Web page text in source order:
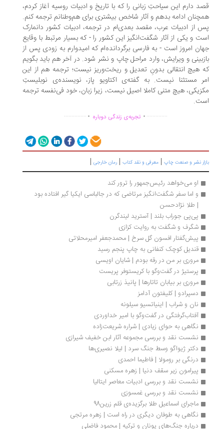
دارم این سیاحتِ زبانی را که با تاریخ و ادبیات روسیه‌ آغاز کردم،
ادامه بدهم و آثار شاخص بیشتری برای هم‌وطنانم ترجمه کنم.
از ادبیات عرب، مقصد بعدی‌ام در ترجمه، ادبیات کشور دانمارک
و یکی از آثار شگفت‌انگیز این کشور را - که بسیار مرتبط با وقایع
امروز است - به فارسی برگردانده‌ام که امیدوارم به زودی پس از
و ویرایش، وارد مراحل چاپ و نشر شود. در آخر هم باید بگویم
هیچ انتقالی بدونِ تعدیل و ریخت‌وریز نیست؛ ترجمه هم از این
مستثنا نیست. به گفته‌ی اکتاویو پاز، نویسنده‌ی نوبلیستِ
هیچ متنی کاملا اصیل نیست، زیرا زبان، خود فی‌نفسه ترجمه
............... .تجربه‌ی زندگی دوباره ...............
نشر و صنعت چاپ|معرفی و نقد کتاب|رمان خارجی|
او می‌خواهد رئیس‌جمهور را ترور کند
و اما سفر شگفت‌انگیز مرتاضی که در جالباسی ایکیا گیر افتاده بود
| طلا نژادحسن
پی‌پی جوراب بلند | آسترید لیندگرن
شگرف و شگفت به روایت کزازی
پیش‌گفتار افسون گل سرخ | محمدجعفر امیرمحلاتی
قندیل کوچک کنفانی به چاپ پنجم رسید
مروری بر من در رقه بودم | شایان اویسی
پرستیژ در گفت‌وگو با کریستوفر پریست
مروری بر بیابان تاتارها | پانیذ زرتابی
دسپرادو | کلیفتون آدامز
نان و شراب | اینیاتسیو سیلونه
آفتاب‌گرفتگی در گفت‌وگو با امیر خداوردی
نگاهی به حوای زیادی | شراره شریعت‌زاده
نشست نقد و بررسی مجموعه آثار ابن خفیف شیرازی
دکتر ژیواگو وسط جنگ سرد | لیلا نصیری‌ها
درنگی بر رومولا | فاطیما احمدی
پیرامون زیر سقف دنیا | زهره مسکنی
نشست نقد و بررسی ادبیات معاصر ایتالیا
نشست نقد و بررسی غمسوزی
ماجرای اسماعیل طلا برگزیده‌ی قلم زرین98
نگاهی به طوفان دیگری در راه است | زهره مرتجی
درباره جنگ‌های یونان و ترکیه | محمود فاضلی